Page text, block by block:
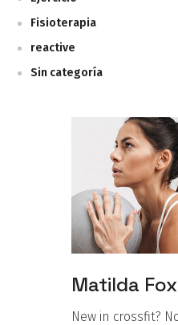
Fisioterapia
reactive
Sin categoría
Matilda Fox
New in crossfit?